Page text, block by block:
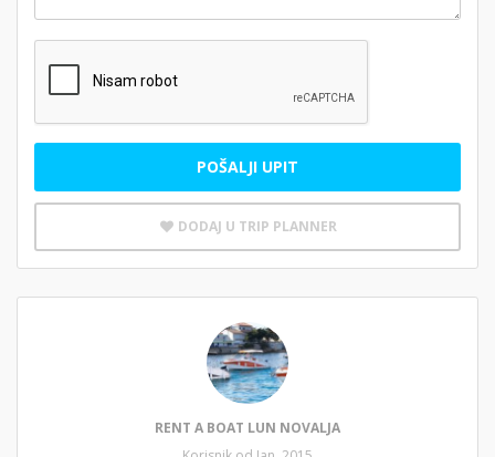
POŠALJI UPIT
DODAJ U TRIP PLANNER
RENT A BOAT LUN NOVALJA